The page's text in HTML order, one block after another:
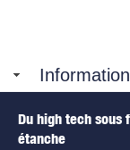
Du high tech sous
étanche